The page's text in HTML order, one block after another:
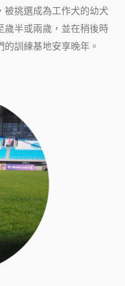
被挑選成為工作犬的幼犬
歲半或兩歲，並在稍後時
訓練基地安享晚年。